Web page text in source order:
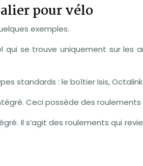
pour vélo
exemples.
se trouve uniquement sur les
standards : le boîtier Isis,
Ceci possède des
Il s’agit des roulements qui